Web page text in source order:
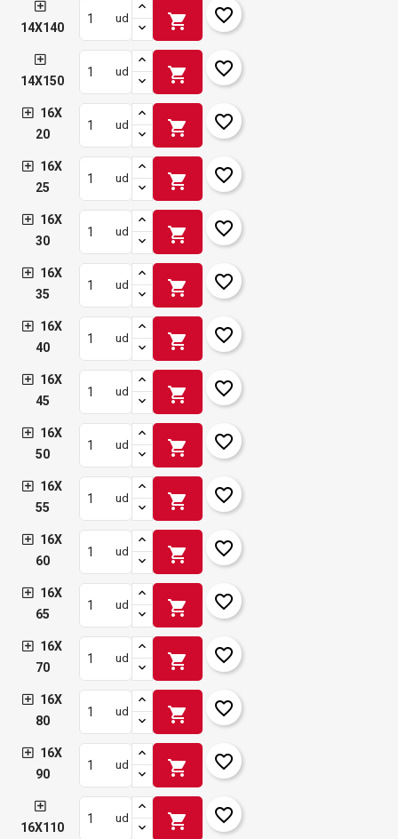
14X140
ud shopping_cart favorite_border
14X150
ud shopping_cart favorite_border
16X
20
ud shopping_cart favorite_border
16X
25
ud shopping_cart favorite_border
16X
30
ud shopping_cart favorite_border
16X
35
ud shopping_cart favorite_border
16X
40
ud shopping_cart favorite_border
16X
45
ud shopping_cart favorite_border
16X
50
ud shopping_cart favorite_border
16X
55
ud shopping_cart favorite_border
16X
60
ud shopping_cart favorite_border
16X
65
ud shopping_cart favorite_border
16X
70
ud shopping_cart favorite_border
16X
80
ud shopping_cart favorite_border
16X
90
ud shopping_cart favorite_border
16X110
ud shopping_cart favorite_border